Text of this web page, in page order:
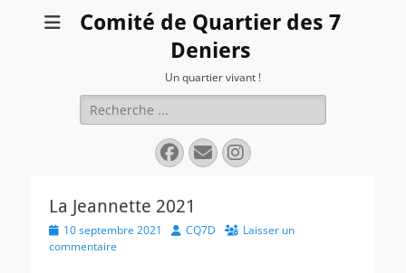
Comité de Quartier des 7
Deniers
Un quartier vivant !
Rechercher :
Facebook
E-
mail
Instagram
La Jeannette 2021
Posted
on
10 septembre 2021 Author
CQ7D
Laisser un
commentaire